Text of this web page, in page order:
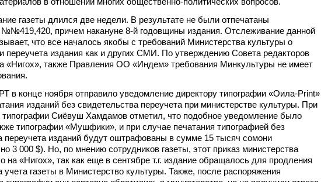
газеты длился две недели. В результате не были отпечатаны
№№419,420, причем накануне 8-й годовщины издания. Отслеживание данной
что все началось якобы с требований Министерства культуры о
переучета издания как и других СМИ. По утверждению Совета редакторов
«Нигох», также Правления ОО «Индем» требования Минкультуры не имеет
в конце ноября отправило уведомление директору типографии «Оила-Print»
изданий без свидетельства переучета при министерстве культуры. При
типографии Сиёвуш Хамдамов отметил, что подобное уведомление было
типографии «Мушфики», и при случае печатания типографией без
переучета изданий будут оштрафованы в сумме 15 тысяч сомони
3 000 $). Но, по мнению сотрудников газеты, этот приказ министерства
на «Нигох», так как еще в сентябре т.г. издание обращалось для продления
учета газеты в Министерство культуры. Также, после распоряжения